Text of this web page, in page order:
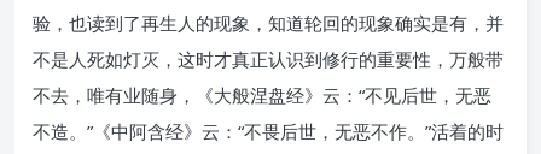
验，也读到了再生人的现象，知道轮回的现象确实是有，并
不是人死如灯灭，这时才真正认识到修行的重要性，万般带
不去，唯有业随身，《大般涅盘经》云：“不见后世，无恶
不造。”《中阿含经》云：“不畏后世，无恶不作。”活着的时